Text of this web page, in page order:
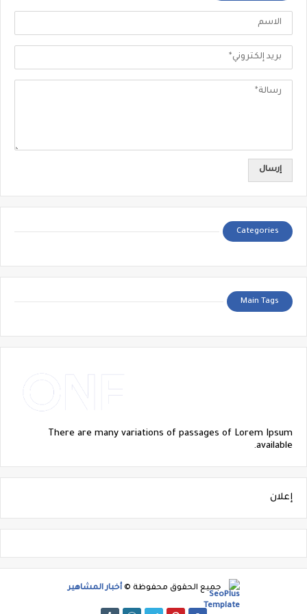
Categories
Main Tags
There are many variations of passages of Lorem Ipsum
available.
إعلان
جميع الحقوق محفوظة © أخبار المشاهير